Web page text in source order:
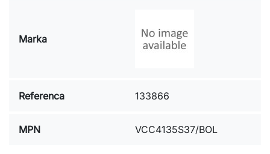
Marka
Referenca 133866
MPN VCC4135S37/BOL